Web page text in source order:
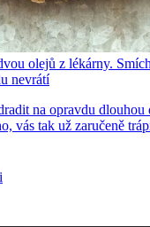
olejů z lékárny.
nevrátí
na opravdu dlouhou
vás tak už zaručeně